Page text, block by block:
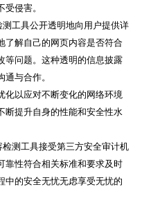
侵害。
工具公开透明地向用户提供详
了解自己的网页内容是否符合
等问题。这种透明的信息披露
与合作。
化以应对不断变化的网络环境
断提升自身的性能和安全性水
测工具接受第三方安全审计机
靠性符合相关标准和要求及时
中的安全无忧无虑享受无忧的